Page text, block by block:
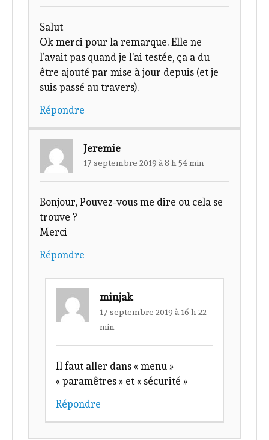
Salut
Ok merci pour la remarque. Elle ne
l’avait pas quand je l’ai testée, ça a du
être ajouté par mise à jour depuis (et je
suis passé au travers).
Répondre
Jeremie
17 septembre 2019 à 8 h 54 min
Bonjour, Pouvez-vous me dire ou cela se
trouve ?
Merci
Répondre
minjak
17 septembre 2019 à 16 h 22
min
Il faut aller dans « menu »
« paramêtres » et « sécurité »
Répondre